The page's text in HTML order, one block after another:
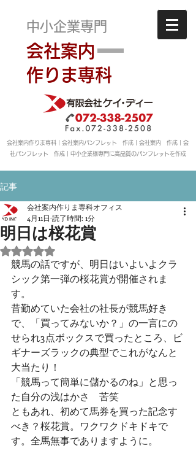
中小企業専門
会社案内
作りま専科
会社案内作りま専科｜会社案内パンフレット 作成｜会社案内 作成｜会
社パンフレット 作成｜中小企業様専門に高品質のパンフレットを作成
記事
明日は桜花賞
会社案内作りま専科オフィス
4月11日 読了時間: 1分
5つ星のうちNaNと評価されています。
競馬の話ですが、明日はいよいよクラ
シック第一弾の桜花賞が開催されま
す。
昔勤めていた会社の社長が競馬好き
で、「買ってみないか？」の一言にの
せられ3点ボックスで買ったところ、ビ
ギナーズラックの典型でこれがなんと
大当たり！
「競馬って簡単に儲かるのね」と思っ
た自分の浅はかさ　苦笑
ともあれ、初めて馬券を買った記念す
べき？桜花賞。ワクワクドキドキで
す。全馬無事でありますように。